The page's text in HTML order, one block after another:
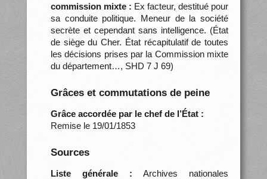
commission mixte : Ex facteur, destitué pour
sa conduite politique. Meneur de la société
secrète et cependant sans intelligence. (État
de siège du Cher. État récapitulatif de toutes
les décisions prises par la Commission mixte
du département…, SHD 7 J 69)
Grâces et commutations de peine
Grâce accordée par le chef de l’État :
Remise le 19/01/1853
Sources
Liste générale : Archives nationales